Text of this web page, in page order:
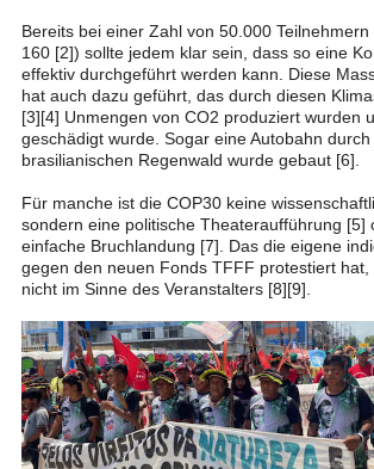
Bereits bei einer Zahl von 50.000
160 [2]) sollte jedem klar sein, dass so eine
effektiv durchgeführt werden kann. Diese
hat auch dazu geführt, das durch diesen
[3][4] Unmengen von CO2 produziert wurden
geschädigt wurde. Sogar eine Autobahn durch
brasilianischen Regenwald wurde gebaut [6].
Für manche ist die COP30 keine
sondern eine politische Theateraufführung [5]
einfache Bruchlandung [7]. Das die eigene
gegen den neuen Fonds TFFF protestiert hat,
nicht im Sinne des Veranstalters [8][9].